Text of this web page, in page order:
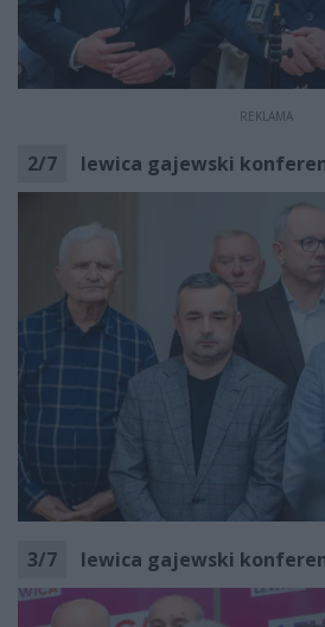
REKLAMA
2/7 lewica gajewski
3/7 lewica gajewski